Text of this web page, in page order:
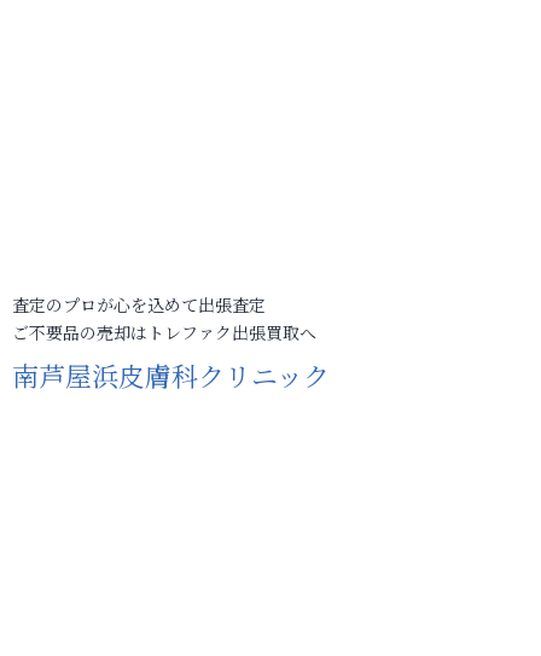
査定のプロが心を込めて出張査定
ご不要品の売却はトレファク出張買取へ
南芦屋浜皮膚科クリニック